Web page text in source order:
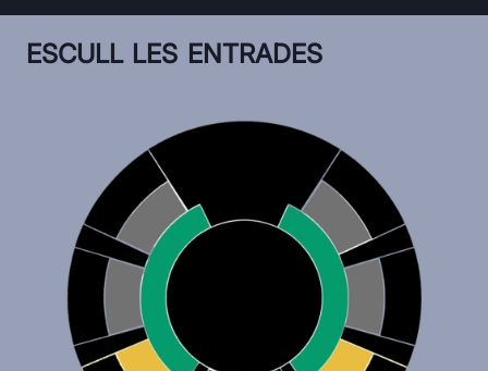
Reviu l’esperit del circ com mai abans.
– Malabaristes increïbles
– El gran Marco amb la bicicleta més petita del món
No deixis escapar l’oportunitat de viure una experiència
familiar única, sota la gran carpa blanca climatitzada i en
una de les sales més còmodes d’Europa.
CIRC, MÀGIA I DIVERSIÓ PER A TOTA LA FAMÍLIA
Un espectacle que uneix generacions.
ESCULL LES ENTRADES